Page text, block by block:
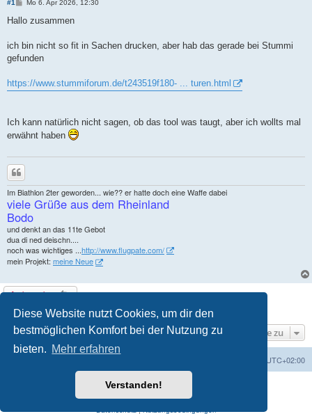
Diese Website nutzt Cookies, um dir den
bestmöglichen Komfort bei der Nutzung zu
bieten. Mehr erfahren
Verstanden!
#1
B
i
a
Mo 6. Apr 2026, 12:30
Hallo zusammen
ich bin nicht so fit in Sachen drucken, aber hab das gerade bei Stummi
gefunden
https://www.stummiforum.de/t243519f180- ... turen.html
Ich kann natürlich nicht sagen, ob das tool was taugt, aber ich wollts mal
erwähnt haben
Im Biathlon 2ter geworden... wie?? er hatte doch eine Waffe dabei
viele Grüße aus dem Rheinland
Bodo
und denkt an das 11te Gebot
dua di ned deischn....
noch was wichtiges ...http://www.flugpate.com/
mein Projekt: meine Neue
Antworten
1 Beitrag • Seite 1 von 1
Gehe zu
UTC+02:00
Powered byphpBB® Forum Software © phpBB Limited
Deutsche Übersetzung durchphpBB.de
Datenschutz|Nutzungsbedingungen